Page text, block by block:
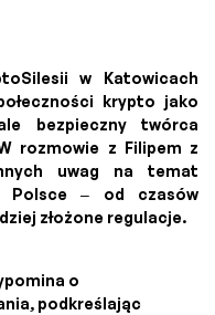
w Katowicach
krypto jako
bezpieczny twórca
rozmowie z Filipem z
uwag na temat
Polsce – od czasów
złożone regulacje.
o
podkreślając